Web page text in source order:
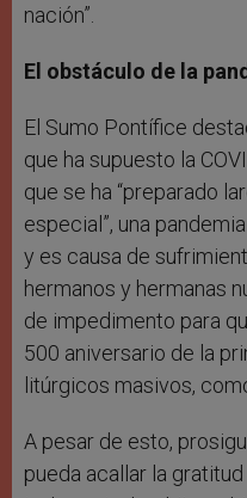
nación”.
El obstáculo de la
El Sumo Pontífice
que ha supuesto la
que se ha “preparado
especial”, una
y es causa de
hermanos y hermanas
de impedimento para
500 aniversario de la
litúrgicos masivos,
A pesar de esto,
pueda acallar la